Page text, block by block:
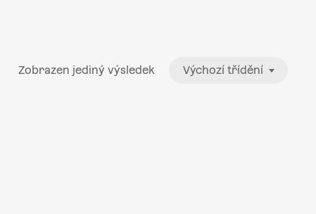
Zobrazen jediný výsledek Výchozí třídění